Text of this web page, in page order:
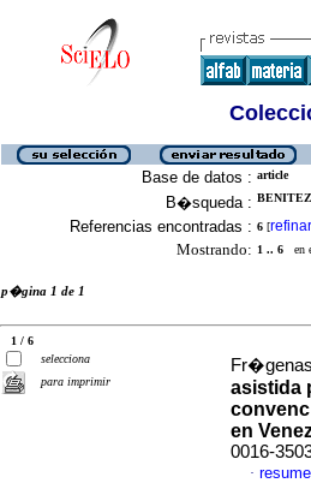
Base de datos : article
B�squeda :
Referencias encontradas : 6 [refinar
Mostrando: 1 .. 6 en
p�gina 1 de 1
1 / 6
selecciona
para imprimir
asistida
en
0016-
·